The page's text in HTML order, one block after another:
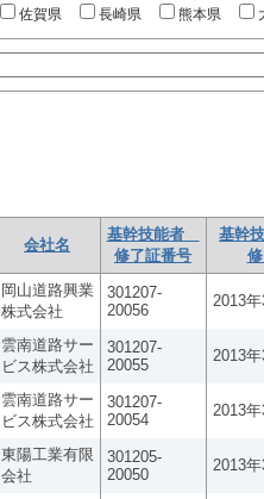
佐賀県
長崎県 熊本県
会社名
基幹技能者
修了証番号
基幹
岡山道路興業
株式会社
301207-
20056
2013
雲南道路サー
ビス株式会社
301207-
20055
2013
雲南道路サー
ビス株式会社
301207-
20054
2013
東陽工業有限
会社
301205-
20050
2013